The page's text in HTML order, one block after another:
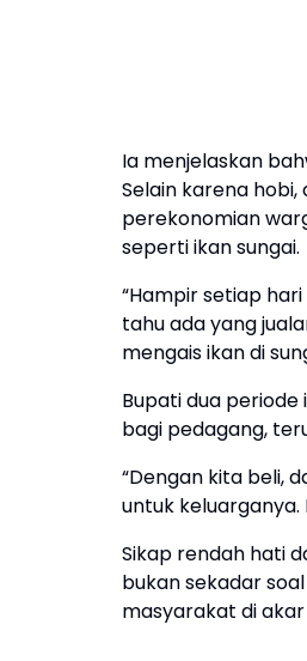
Ia menjelaskan
Selain karena
perekonomian
seperti ikan sungai.
“Hampir setiap
tahu ada yang
mengais ikan di
Bupati dua
bagi pedagang,
“Dengan kita beli,
untuk keluarganya.
Sikap rendah hati
bukan sekadar
masyarakat di